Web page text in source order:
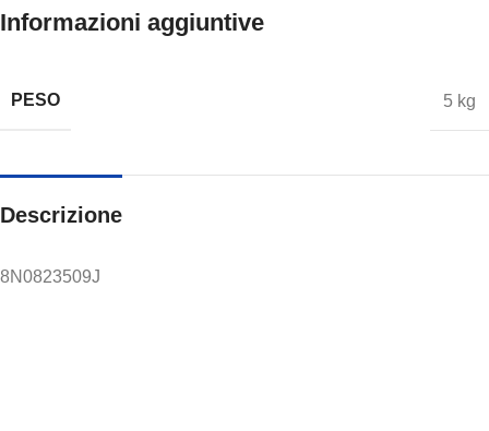
Informazioni aggiuntive
PESO 5 kg
Descrizione
8N0823509J